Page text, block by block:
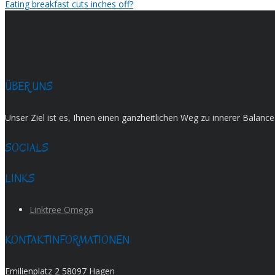
Eating breakfast cuts inches off?
ÜBER UNS
Unser Ziel ist es, Ihnen einen ganzheitlichen Weg zu innerer
SOCIALS
LINKS
Linktree Omega
KONTAKTINFORMATIONEN
Emilienplatz 2 58097 Hagen